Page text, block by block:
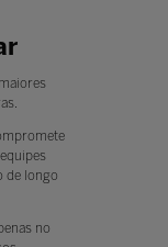
de longo
no